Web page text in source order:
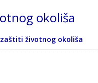
okoliša
zaštiti životnog okoliša